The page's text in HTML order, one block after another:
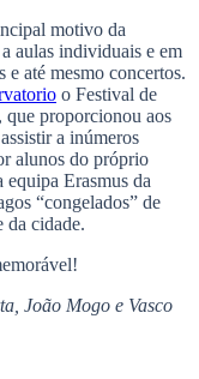
motivo da
aulas individuais e em
e até mesmo concertos.
o Festival de
que proporcionou aos
a inúmeros
alunos do próprio
Erasmus da
“congelados” de
cidade.
João Mogo e Vasco